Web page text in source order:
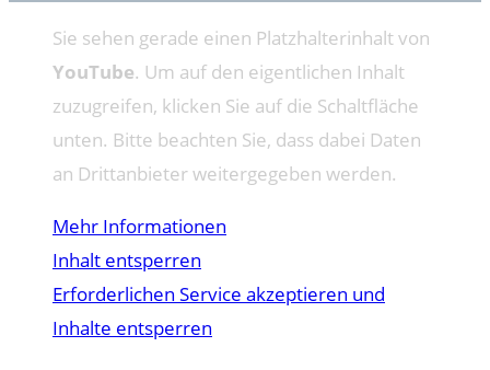
Sie sehen gerade einen Platzhalterinhalt von
YouTube. Um auf den eigentlichen Inhalt
zuzugreifen, klicken Sie auf die Schaltfläche
unten. Bitte beachten Sie, dass dabei Daten
an Drittanbieter weitergegeben werden.
Mehr Informationen
Inhalt entsperren
Erforderlichen Service akzeptieren und
Inhalte entsperren